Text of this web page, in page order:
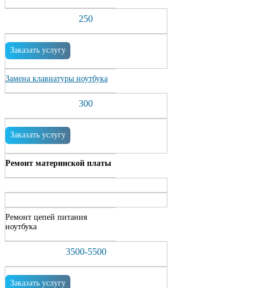
250
Заказать услугу
Замена клавиатуры ноутбука
300
Заказать услугу
Ремонт материнской платы
Ремонт цепей питания
ноутбука
3500-5500
Заказать услугу